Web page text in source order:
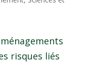
risques liés